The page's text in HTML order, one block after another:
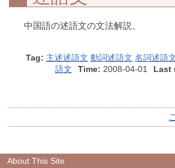
中国語の述語文の文法解説。
Tag: 主述述語文 動詞述語文 名詞述語
語文
Time: 2008-04-01 Last
About This Site